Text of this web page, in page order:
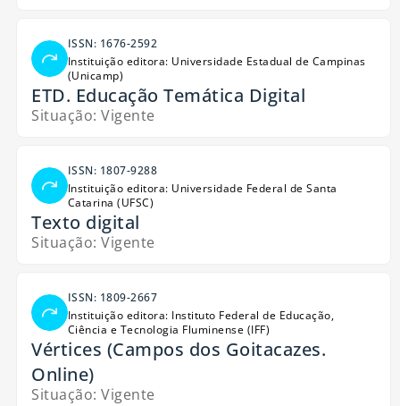
ISSN: 1676-2592
Instituição editora: Universidade Estadual de Campinas
(Unicamp)
ETD. Educação Temática Digital
Situação: Vigente
ISSN: 1807-9288
Instituição editora: Universidade Federal de Santa
Catarina (UFSC)
Texto digital
Situação: Vigente
ISSN: 1809-2667
Instituição editora: Instituto Federal de Educação,
Ciência e Tecnologia Fluminense (IFF)
Vértices (Campos dos Goitacazes.
Online)
Situação: Vigente